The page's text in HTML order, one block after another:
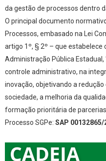
da gestão de processos dentro
O principal documento
Processos, embasado na Lei
artigo 1º, § 2º – que estabelece
Administração Pública
controle administrativo, na
inovação, objetivando a
sociedade, a melhoria da
formação prioritária de
Processo SGPe: SAP 00132865/